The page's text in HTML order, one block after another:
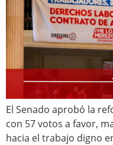
El Senado aprobó la
con 57 votos a favor,
hacia el trabajo digno